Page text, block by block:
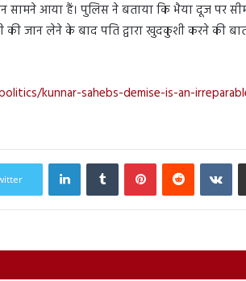
आया हैं। पुलिस ने बताया कि भैया दूज पर
की जान लेने के बाद पति द्वारा खुदकुशी करने की
kunnar-sahebs-demise-is-an-
LinkedInTumblr PinterestReddit